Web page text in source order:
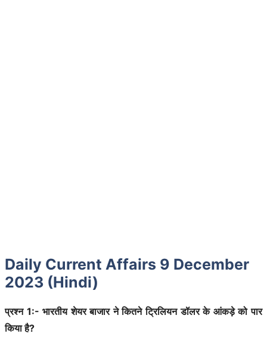
Daily Current Affairs 9 December
2023 (Hindi)
प्रश्न 1:- भारतीय शेयर बाजार ने कितने ट्रिलियन डॉलर के आंकड़े को पार
किया है?